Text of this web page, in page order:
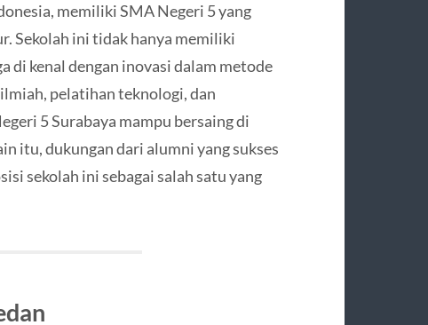
memiliki SMA Negeri 5 yang
Sekolah ini tidak hanya memiliki
di kenal dengan inovasi dalam metode
pelatihan teknologi, dan
5 Surabaya mampu bersaing di
itu, dukungan dari alumni yang sukses
sekolah ini sebagai salah satu yang